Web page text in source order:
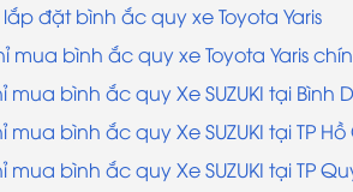
đặt bình ắc quy xe Toyota Yaris
mua bình ắc quy xe Toyota Yaris
mua bình ắc quy Xe SUZUKI tại Bình
mua bình ắc quy Xe SUZUKI tại TP
mua bình ắc quy Xe SUZUKI tại TP